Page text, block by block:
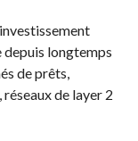
depuis longtemps
de prêts,
de layer 2